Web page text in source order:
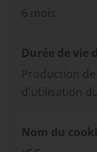
6 mois
Durée de vie
Production
d'utilisation
Nom du